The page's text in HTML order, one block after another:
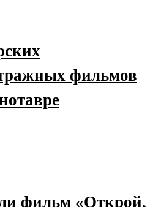
фильмов
фильм «Открой,